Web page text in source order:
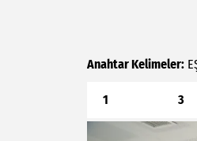
Anahtar Kelimeler:
1 3